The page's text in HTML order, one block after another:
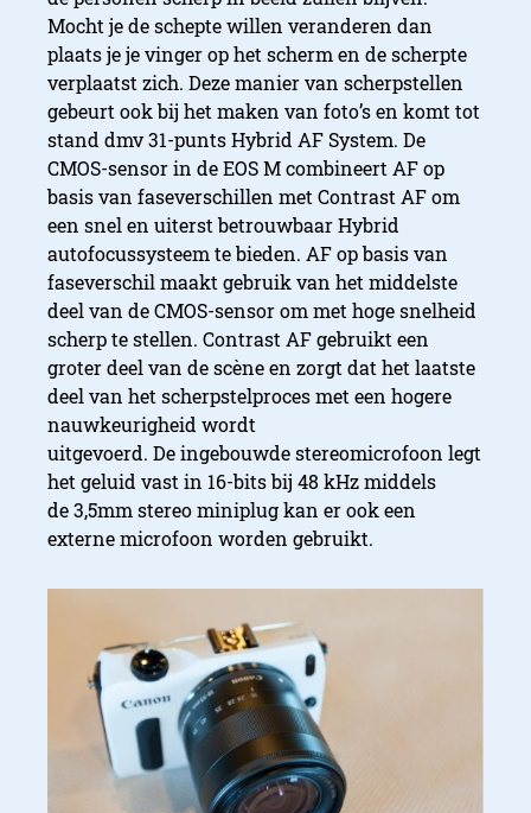
Mocht je de schepte willen veranderen dan
plaats je je vinger op het scherm en de scherpte
verplaatst zich. Deze manier van scherpstellen
gebeurt ook bij het maken van foto’s en komt tot
stand dmv31-punts Hybrid AF System. De
CMOS-sensor in de EOS M combineert AF op
basis van faseverschillen met Contrast AF om
een snel en uiterst betrouwbaar Hybrid
autofocussysteem te bieden. AF op basis van
faseverschil maakt gebruik van het middelste
deel van de CMOS-sensor om met hoge snelheid
scherp te stellen. Contrast AF gebruikt een
groter deel van de scène en zorgt dat het laatste
deel van het scherpstelproces met een hogere
nauwkeurigheid wordt
uitgevoerd. De ingebouwde stereomicrofoon legt
het geluid vast in 16-bits bij 48 kHz middels
de 3,5mm stereo miniplug kan er ook een
externe microfoon worden gebruikt.